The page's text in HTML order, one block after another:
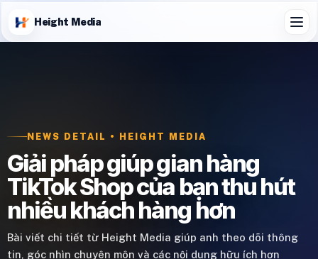
Height Media
NEWS DETAIL • HEIGHT MEDIA
Giải pháp giúp gian hàng
TikTok Shop của bạn thu hút
nhiều khách hàng hơn
Bài viết chi tiết từ Height Media giúp anh theo dõi thông
tin, góc nhìn chuyên môn và các nội dung hữu ích hơn